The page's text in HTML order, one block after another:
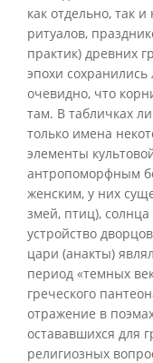
как отдельно, так
ритуалов,
практик) древних
эпохи
очевидно, что
там. В табличках
только имена
элементы
антропоморфным
женским, у них
змей, птиц),
устройство
цари (анакты)
период «темных
греческого
отражение в
остававшихся для
религиозных